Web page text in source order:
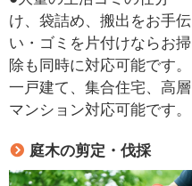
け、袋詰め、搬出をお手伝
い・ゴミを片付けならお掃
除も同時に対応可能です。
一戸建て、集合住宅、高層
マンション対応可能です。
庭木の剪定・伐採